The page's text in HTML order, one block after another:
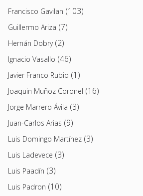
Francisco Gavilan (103)
Guillermo Ariza (7)
Hernán Dobry(2)
Ignacio Vasallo (46)
Javier Franco Rubio (1)
Joaquin Muñoz Coronel (16)
Jorge Marrero Ávila (3)
Juan-Carlos Arias (9)
Luis Domingo Martínez (3)
Luis Ladevece (3)
Luis Paadín (3)
Luis Padron (10)